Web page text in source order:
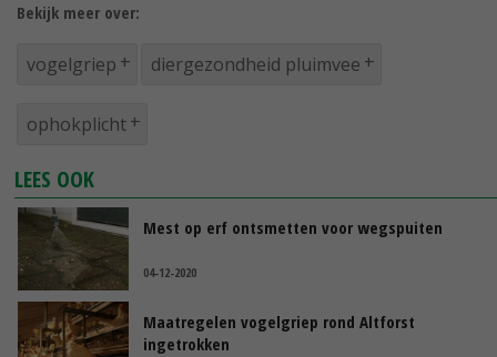
Bekijk meer over:
vogelgriep diergezondheid pluimvee
ophokplicht
LEES OOK
Mest op erf ontsmetten voor wegspuiten
04-12-2020
Maatregelen vogelgriep rond Altforst
ingetrokken